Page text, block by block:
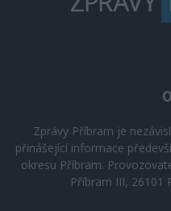
Zprávy Příbram je
přinášející informace
okresu Příbram.
Příbram III, 26101